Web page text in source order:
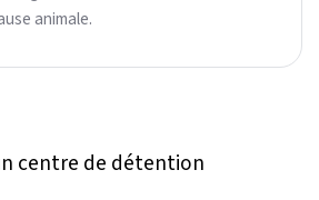
animale.